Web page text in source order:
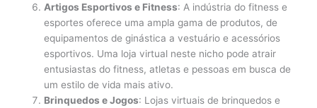
Artigos Esportivos e Fitness: A indústria do fitness e
esportes oferece uma ampla gama de produtos, de
equipamentos de ginástica a vestuário e acessórios
esportivos. Uma loja virtual neste nicho pode atrair
entusiastas do fitness, atletas e pessoas em busca de
um estilo de vida mais ativo.
Brinquedos e Jogos: Lojas virtuais de brinquedos e